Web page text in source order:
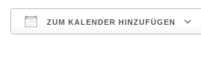
ZUM KALENDER HINZUFÜGEN